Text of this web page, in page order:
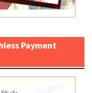
Payment